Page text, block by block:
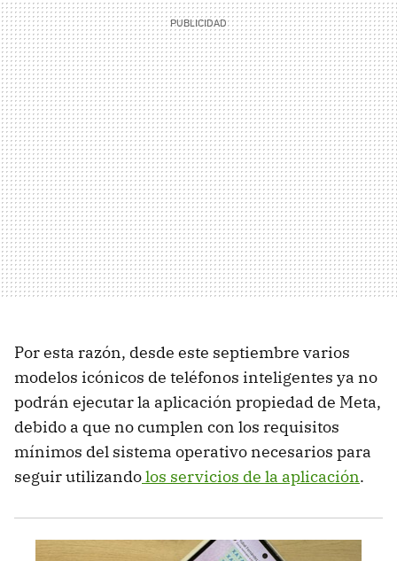
Por esta razón, desde este septiembre varios
modelos icónicos de teléfonos inteligentes ya no
podrán ejecutar la aplicación propiedad de Meta,
debido a que no cumplen con los requisitos
mínimos del sistema operativo necesarios para
seguir utilizandolos servicios de la aplicación.